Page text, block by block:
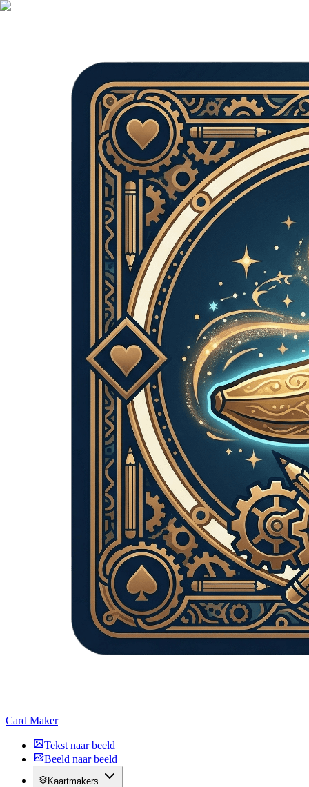
Card Maker
Tekst naar beeld
Beeld naar beeld
Kaartmakers